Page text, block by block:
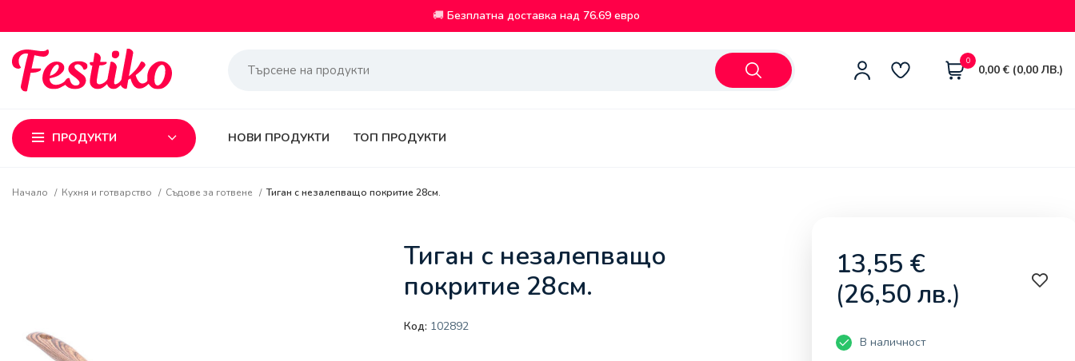
🚚 Безплатна доставка над 76.69 евро
0
0,00€ (0,00 ЛВ.)
ПРОДУКТИ НОВИ ПРОДУКТИ ТОП ПРОДУКТИ
Начало Кухня и готварство Съдове за готвене Тиган с незалепващо покритие 28см.
Тиган с незалепващо
покритие 28см.
Код: 102892
13,55 €
(26,50лв.)
В наличност